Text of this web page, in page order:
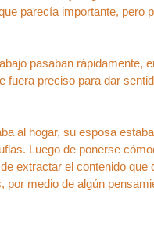
parecía importante, pero
pasaban rápidamente,
fuera preciso para dar
al hogar, su esposa
Luego de ponerse
extractar el contenido
por medio de algún